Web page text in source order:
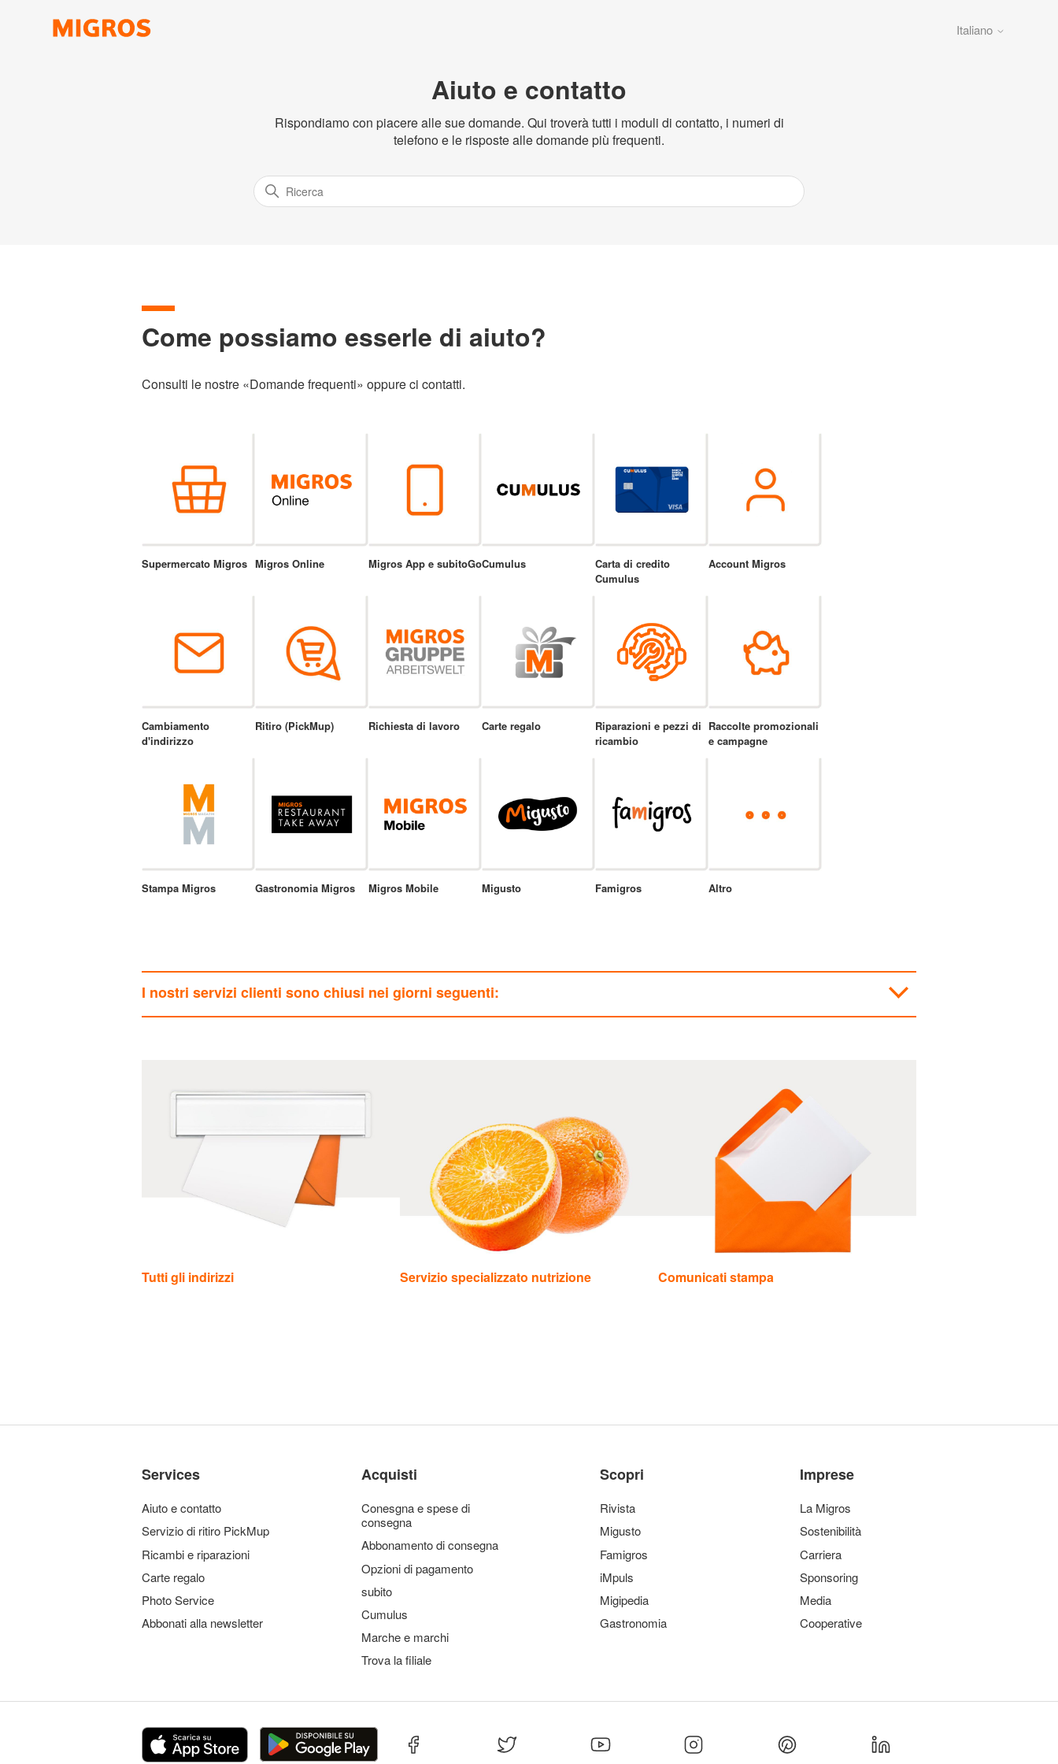
Italiano
Aiuto e contatto
Rispondiamo con piacere alle sue domande. Qui troverà tutti i moduli di contatto, i numeri di
telefono e le risposte alle domande più frequenti.
Come possiamo esserle di aiuto?
Consulti le nostre «Domande frequenti» oppure ci contatti.
Supermercato Migros Migros Online Migros App e subitoGoCumulus
Carta di credito
Cumulus
Account Migros
Cambiamento
d'indirizzo
Ritiro (PickMup) Richiesta di lavoro Carte regalo
Riparazioni e pezzi di
ricambio
Raccolte promozionali
e campagne
Stampa Migros Gastronomia Migros Migros Mobile Migusto Famigros Altro
I nostri servizi clienti sono chiusi nei giorni seguenti:
Tutti gli indirizzi Servizio specializzato nutrizione Comunicati stampa
Services
Aiuto e contatto
Servizio di ritiro PickMup
Ricambi e riparazioni
Carte regalo
Photo Service
Abbonati alla newsletter
Acquisti
Conesgna e spese di
consegna
Abbonamento di consegna
Opzioni di pagamento
subito
Cumulus
Marche e marchi
Trova la filiale
Scopri
Rivista
Migusto
Famigros
iMpuls
Migipedia
Gastronomia
Imprese
La Migros
Sostenibilità
Carriera
Sponsoring
Media
Cooperative